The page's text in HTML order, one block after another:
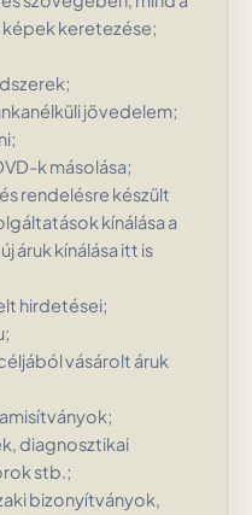
keretezése;
jövedelem;
k másolása;
rendelésre készült
kínálása a
áruk kínálása itt is
hirdetései;
vásárolt áruk
diagnosztikai
stb.;
bizonyítványok,